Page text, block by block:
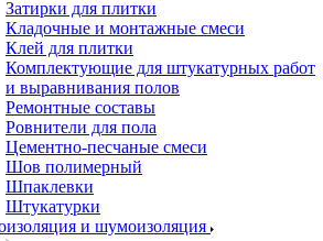
Затирки для плитки
Кладочные и монтажные смеси
Клей для плитки
Комплектующие для штукатурных работ
и выравнивания полов
Ремонтные составы
Ровнители для пола
Цементно-песчаные смеси
Шов полимерный
Шпаклевки
Штукатурки
и шумоизоляция